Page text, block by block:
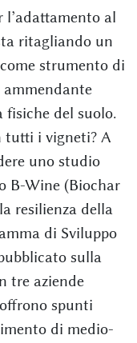
l’adattamento al
ritagliando un
strumento di
fisiche del suolo.
tutti i vigneti? A
uno studio
B-Wine (Biochar
resilienza della
di Sviluppo
sulla
tre aziende
spunti
di medio-